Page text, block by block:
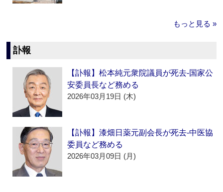
もっと見る »
訃報
【訃報】松本純元衆院議員が死去‐国家公
安委員長など務める
2026年03月19日 (木)
【訃報】漆畑日薬元副会長が死去‐中医協
委員など務める
2026年03月09日 (月)